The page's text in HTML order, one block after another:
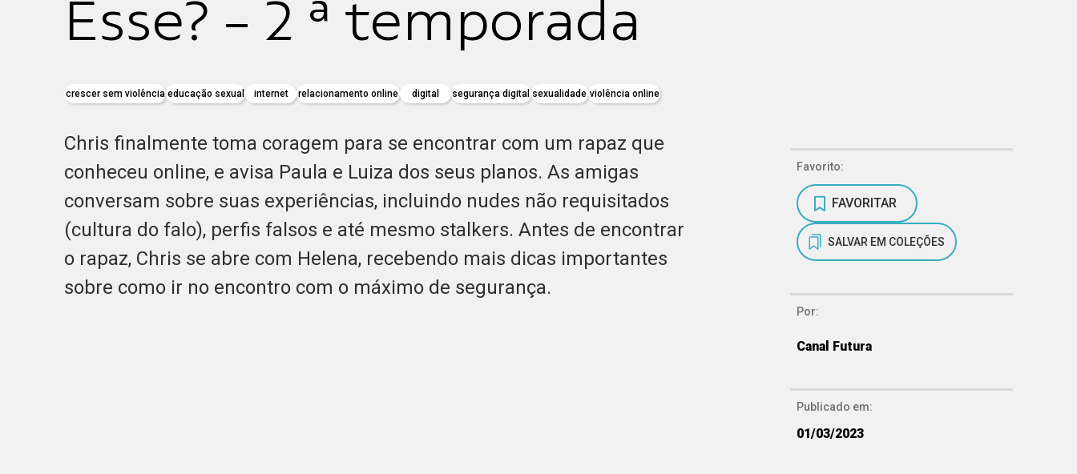
Esse? - 2 ª temporada
crescer sem violência educação sexual internet relacionamento online digital segurança digital sexualidade violência online
Chris finalmente toma coragem para se encontrar com um rapaz que
conheceu online, e avisa Paula e Luiza dos seus planos. As amigas
conversam sobre suas experiências, incluindo nudes não requisitados
(cultura do falo), perfis falsos e até mesmo stalkers. Antes de encontrar
o rapaz, Chris se abre com Helena, recebendo mais dicas importantes
sobre como ir no encontro com o máximo de segurança.
Favorito:
FAVORITAR
SALVAR EM COLEÇÕES
Por:
Canal Futura
Publicado em:
01/03/2023